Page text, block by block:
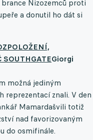
Nizozemců proti
a donutil ho dát si
SOUTHGATEGiorgi
možná jediným
reprezentací znali. V den
Mamardašvili totiž
nad favorizovaným
do osmifinále.